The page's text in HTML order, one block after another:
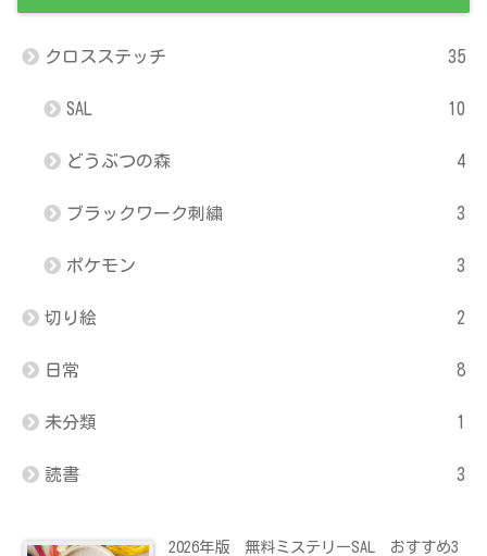
クロスステッチ 35
SAL 10
どうぶつの森 4
ブラックワーク刺繍 3
ポケモン 3
切り絵 2
日常 8
未分類 1
読書 3
2026年版 無料ミステリーSAL おすすめ3